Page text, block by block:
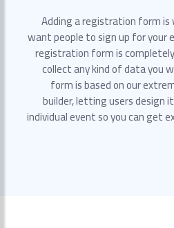
Adding a registration form
want people to sign up for your
registration form is
collect any kind of data you
form is based on our
builder, letting users design
individual event so you can get